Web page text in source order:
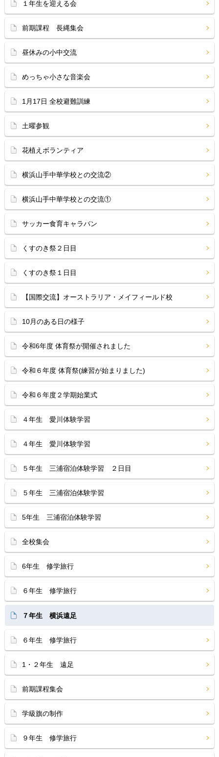
１年生を迎える会
前期課程 長縄集会
昼休みの小中交流
めっちゃ小さな音楽会
1月17日 全校避難訓練
土曜参観
花植えボランティア
横浜山手中華学校との交流②
横浜山手中華学校との交流①
サッカー食育キャラバン
くすのき祭２日目
くすのき祭１日目
【国際交流】オーストラリア・メイフィールド校
10月のある日の様子
令和6年度 体育祭が開催されました
令和６年度 体育祭(練習が始まりました)
令和６年度２学期始業式
４年生 愛川体験学習
４年生 愛川体験学習
５年生 三浦宿泊体験学習 ２日目
５年生 三浦宿泊体験学習
5年生 三浦宿泊体験学習
全校集会
6年生 修学旅行
６年生 修学旅行
７年生 横浜遠足
６年生 修学旅行
1・２年生 遠足
前期課程集会
学級旗の制作
９年生 修学旅行